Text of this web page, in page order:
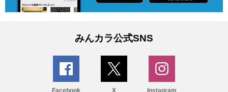
みんカラ公式SNS
Facebook X Instagram